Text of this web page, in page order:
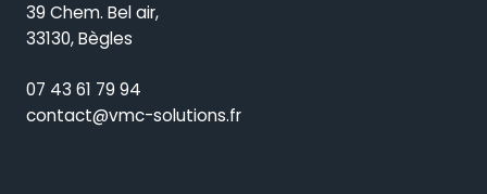
39 Chem. Bel air,
33130, Bègles
07 43 61 79 94
contact@vmc-solutions.fr